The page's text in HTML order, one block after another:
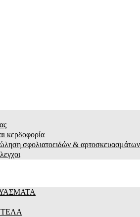
κερδοφορία
σφολιατοειδών & αρτοσκευασμάτων